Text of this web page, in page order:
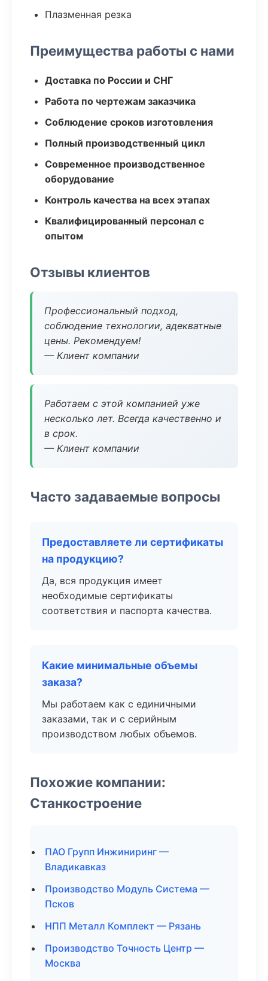
Плазменная резка
Преимущества работы с нами
Доставка по России и СНГ
Работа по чертежам заказчика
Соблюдение сроков изготовления
Полный производственный цикл
Современное производственное
оборудование
Контроль качества на всех этапах
Квалифицированный персонал с
опытом
Отзывы клиентов
Профессиональный подход,
соблюдение технологии, адекватные
цены. Рекомендуем!
— Клиент компании
Работаем с этой компанией уже
несколько лет. Всегда качественно и
в срок.
— Клиент компании
Часто задаваемые вопросы
Предоставляете ли сертификаты
на продукцию?
Да, вся продукция имеет
необходимые сертификаты
соответствия и паспорта качества.
Какие минимальные объемы
заказа?
Мы работаем как с единичными
заказами, так и с серийным
производством любых объемов.
Похожие компании:
Станкостроение
ПАО Групп Инжиниринг —
Владикавказ
Производство Модуль Система —
Псков
НПП Металл Комплект — Рязань
Производство Точность Центр —
Москва